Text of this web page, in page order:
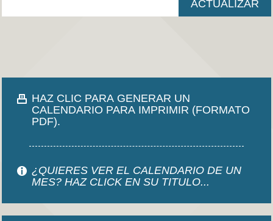
HAZ CLIC PARA GENERAR UN
CALENDARIO PARA IMPRIMIR (FORMATO
PDF).
¿QUIERES VER EL CALENDARIO DE UN
MES? HAZ CLICK EN SU TITULO...